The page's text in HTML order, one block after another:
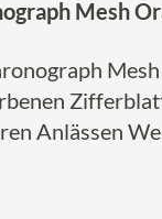
Mesh
Anlässen